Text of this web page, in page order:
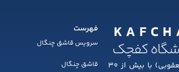
فروشگاه کفچک (یعقوبی) با بیش از ۳۰
فهرست
سرویس قاشق چنگال
قاشق چنگال